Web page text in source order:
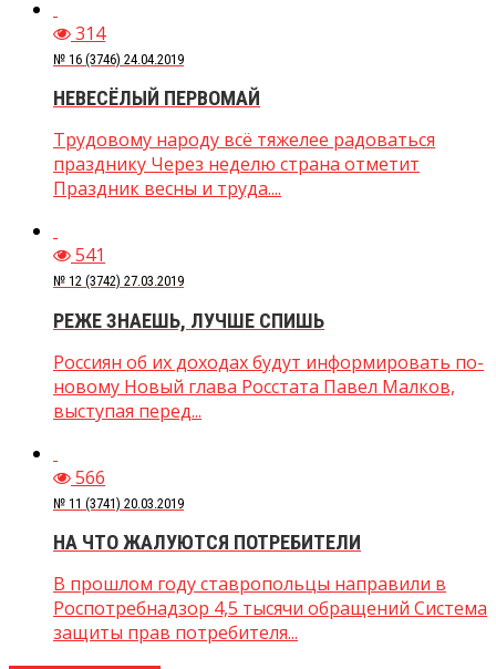
314
№ 16 (3746) 24.04.2019
НЕВЕСЁЛЫЙ ПЕРВОМАЙ
Трудовому народу всё тяжелее радоваться
празднику Через неделю страна отметит
Праздник весны и труда....
541
№ 12 (3742) 27.03.2019
РЕЖЕ ЗНАЕШЬ, ЛУЧШЕ СПИШЬ
Россиян об их доходах будут информировать по-
новому Новый глава Росстата Павел Малков,
выступая перед...
566
№ 11 (3741) 20.03.2019
НА ЧТО ЖАЛУЮТСЯ ПОТРЕБИТЕЛИ
В прошлом году ставропольцы направили в
Роспотребнадзор 4,5 тысячи обращений Система
защиты прав потребителя...